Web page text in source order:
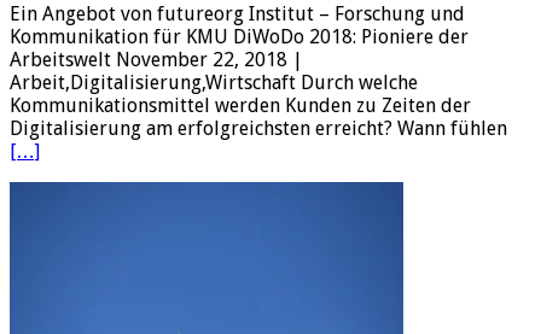
Ein Angebot von futureorg Institut – Forschung und
Kommunikation für KMU DiWoDo 2018: Pioniere der
Arbeitswelt November 22, 2018 |
Arbeit,Digitalisierung,Wirtschaft Durch welche
Kommunikationsmittel werden Kunden zu Zeiten der
Digitalisierung am erfolgreichsten erreicht? Wann fühlen
[…]